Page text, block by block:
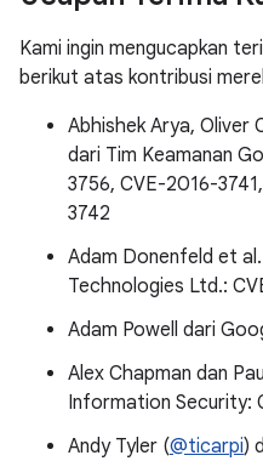
Kami ingin mengucapkan
berikut atas kontribusi
Abhishek Arya, Oliver
dari Tim Keamanan
3756, CVE-2016-
3742
Adam Donenfeld et
Technologies Ltd.:
Adam Powell dari
Alex Chapman dan
Information Security:
Andy Tyler (@ticarpi)